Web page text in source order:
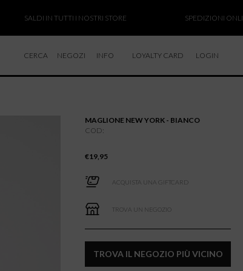
SALDI IN TUTTI I NOSTRI STORE SPEDIZIONI ONLINE
CERCA NEGOZI INFO
RESI E RIMBORSI
LOYALTY CARD LOGIN
MAGLIONE NEW YORK - BIANCO
COD:
€19,95
ACQUISTA UNA GIFTCARD
TROVA UN NEGOZIO
TROVA IL NEGOZIO PIÙ VICINO